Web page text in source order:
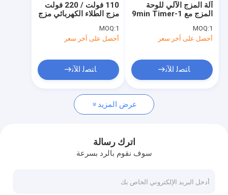
مراقبة الجودة
آلة تلوين الطلاء
ماكينة طلاء شاكر
خلاط جيروسكوبي
شاكر دهان كهربائي
110 فولت / 220 فولت
مزج الطلاء الكهربائي مزج
دقيقة
MOQ:1
أحصل على آخر سعر
ﺎﺘﺼﻟ ﺍﻶﻧ
آلة المزج الآلي للوحة
المزج مع 1-9min Timer
MOQ:1
أحصل على آخر سعر
ﺎﺘﺼﻟ ﺍﻶﻧ
عرض المزيد
اترك رسالة
سوف نقوم بالرد بسرعة